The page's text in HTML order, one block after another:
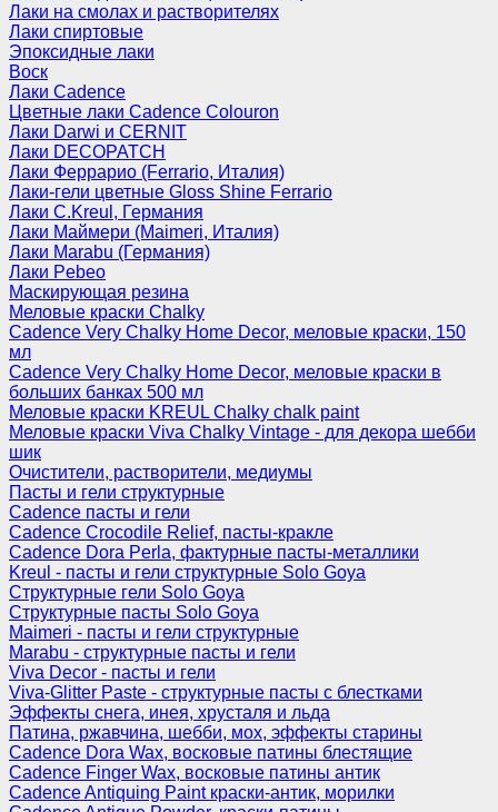
Лаки на смолах и растворителях
Лаки спиртовые
Эпоксидные лаки
Воск
Лаки Cadence
Цветные лаки Cadence Colouron
Лаки Darwi и CERNIT
Лаки DECOPATCH
Лаки Феррарио (Ferrario, Италия)
Лаки-гели цветные Gloss Shine Ferrario
Лаки C.Kreul, Германия
Лаки Маймери (Maimeri, Италия)
Лаки Marabu (Германия)
Лаки Pebeo
Маскирующая резина
Меловые краски Chalky
Cadence Very Chalky Home Decor, меловые краски, 150
мл
Cadence Very Chalky Home Decor, меловые краски в
больших банках 500 мл
Меловые краски KREUL Chalky chalk paint
Меловые краски Viva Chalky Vintage - для декора шебби
шик
Очистители, растворители, медиумы
Пасты и гели структурные
Cadence пасты и гели
Cadence Crocodile Relief, пасты-кракле
Cadence Dora Perla, фактурные пасты-металлики
Kreul - пасты и гели структурные Solo Goya
Структурные гели Solo Goya
Структурные пасты Solo Goya
Maimeri - пасты и гели структурные
Marabu - структурные пасты и гели
Viva Decor - пасты и гели
Viva-Glitter Paste - структурные пасты с блестками
Эффекты снега, инея, хрусталя и льда
Патина, ржавчина, шебби, мох, эффекты старины
Cadence Dora Wax, восковые патины блестящие
Cadence Finger Wax, восковые патины антик
Сadence Antiquing Paint краски-антик, морилки